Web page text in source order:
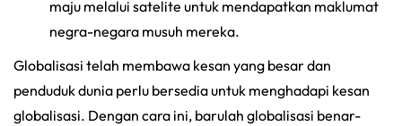
maju melalui satelite untuk mendapatkan maklumat
negra-negara musuh mereka.
Globalisasi telah membawa kesan yang besar dan
penduduk dunia perlu bersedia untuk menghadapi kesan
globalisasi. Dengan cara ini, barulah globalisasi benar-